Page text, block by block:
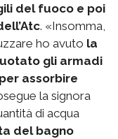
del fuoco e poi
. «Insomma,
ho avuto la
gli armadi
assorbire
la signora
di acqua
del bagno